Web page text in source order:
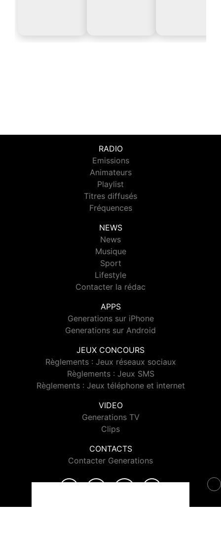
RADIO
Emissions
Animateurs
Playlist
Titres diffusés
Fréquences
NEWS
News
Musique
Sport
Lifestyle
Contacter la rédac
APPS
Generations sur iPhone
Generations sur Android
JEUX CONCOURS
Règlements : Jeux réseaux sociaux
Règlements : Jeux SMS
Règlements : Jeux téléphone et internet
VIDEO
Generations TV
Clips
CONTACTS
Contacter Generations